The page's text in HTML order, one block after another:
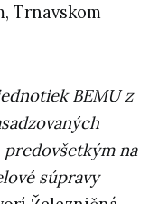
Trnavskom
BEMU z
na
súpravy